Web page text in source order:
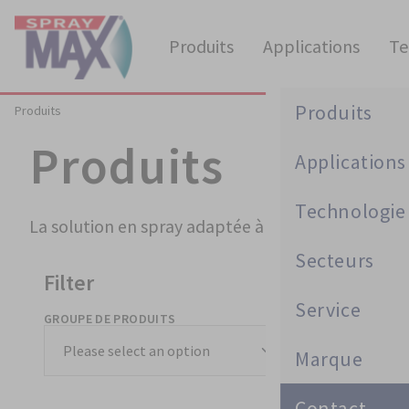
Produits Applications
Produits
Produits
Préparation
Primaire/Cataphorèse
Mastic
Applications
Applications
Pratique
FAQ
Pratique
Revêtement des
Réparation Basic
Technologie
Technique de
pulvérisation
Secteurs
Secteurs
Service
Marque
Produits
Produits
La solution en spray adaptée à chaque défi.
Filter
GROUPE DE PRODUITS SECTEURS